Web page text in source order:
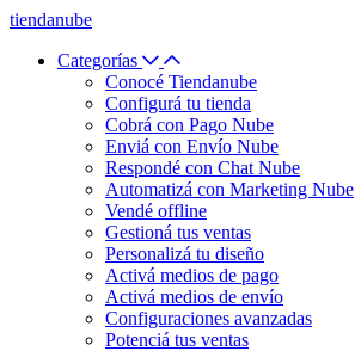
tiendanube
Categorías
Conocé Tiendanube
Configurá tu tienda
Cobrá con Pago Nube
Enviá con Envío Nube
Respondé con Chat Nube
Automatizá con Marketing Nube
Vendé offline
Gestioná tus ventas
Personalizá tu diseño
Activá medios de pago
Activá medios de envío
Configuraciones avanzadas
Potenciá tus ventas